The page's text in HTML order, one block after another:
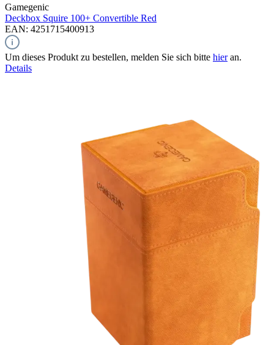
Gamegenic
Deckbox Squire 100+ Convertible Red
EAN: 4251715400913
Um dieses Produkt zu bestellen, melden Sie sich bitte hieran.
Details